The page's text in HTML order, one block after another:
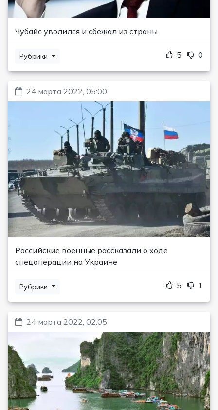
Чубайс уволился и сбежал из страны
Рубрики 5 0
24 марта 2022, 05:00
Российские военные рассказали о ходе
спецоперации на Украине
Рубрики 5 1
24 марта 2022, 02:05